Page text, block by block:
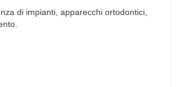
di impianti, apparecchi ortodontici,